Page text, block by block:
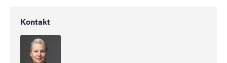
Kontakt